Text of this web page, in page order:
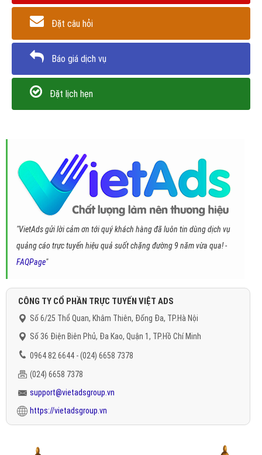
Đặt câu hỏi
Báo giá dịch vụ
Đặt lịch hẹn
"VietAds gửi lời cảm ơn tới quý khách hàng đã luôn tin dùng dịch vụ
quảng cáo trực tuyến hiệu quả suốt chặng đường 9 năm vừa qua! -
FAQPage"
CÔNG TY CỔ PHẦN TRỰC TUYẾN VIỆT ADS
Số 6/25 Thổ Quan, Khâm Thiên, Đống Đa, TP.Hà Nội
Số 36 Điện Biên Phủ, Đa Kao, Quận 1, TP.Hồ Chí Minh
0964 82 6644 - (024) 6658 7378
(024) 6658 7378
support@vietadsgroup.vn
https://vietadsgroup.vn